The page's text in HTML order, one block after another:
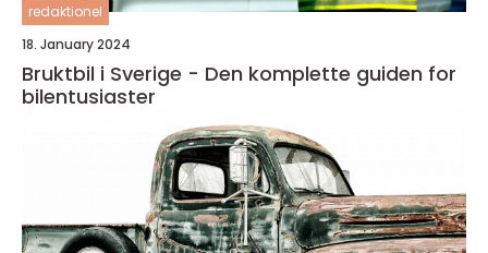
redaktionel
18. January 2024
Bruktbil i Sverige - Den komplette guiden for
bilentusiaster